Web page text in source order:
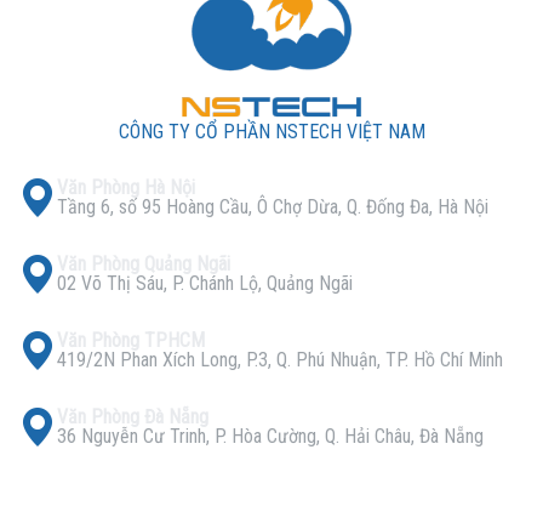
CÔNG TY CỔ PHẦN NSTECH VIỆT NAM
Tầng 6, số 95 Hoàng Cầu, Ô Chợ Dừa, Q. Đống Đa, Hà Nội
02 Võ Thị Sáu, P. Chánh Lộ, Quảng Ngãi
419/2N Phan Xích Long, P.3, Q. Phú Nhuận, TP. Hồ Chí Minh
36 Nguyễn Cư Trinh, P. Hòa Cường, Q. Hải Châu, Đà Nẵng